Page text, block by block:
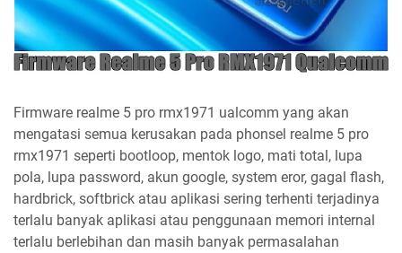
Firmware realme 5 pro rmx1971 ualcomm yang akan
mengatasi semua kerusakan pada phonsel realme 5 pro
rmx1971 seperti bootloop, mentok logo, mati total, lupa
pola, lupa password, akun google, system eror, gagal flash,
hardbrick, softbrick atau aplikasi sering terhenti terjadinya
terlalu banyak aplikasi atau penggunaan memori internal
terlalu berlebihan dan masih banyak permasalahan